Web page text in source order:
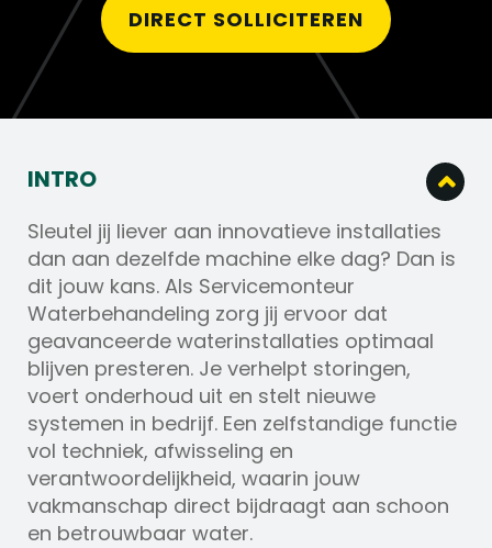
DIRECT SOLLICITEREN
INTRO
Sleutel jij liever aan innovatieve installaties
dan aan dezelfde machine elke dag? Dan is
dit jouw kans. Als Servicemonteur
Waterbehandeling zorg jij ervoor dat
geavanceerde waterinstallaties optimaal
blijven presteren. Je verhelpt storingen,
voert onderhoud uit en stelt nieuwe
systemen in bedrijf. Een zelfstandige functie
vol techniek, afwisseling en
verantwoordelijkheid, waarin jouw
vakmanschap direct bijdraagt aan schoon
en betrouwbaar water.